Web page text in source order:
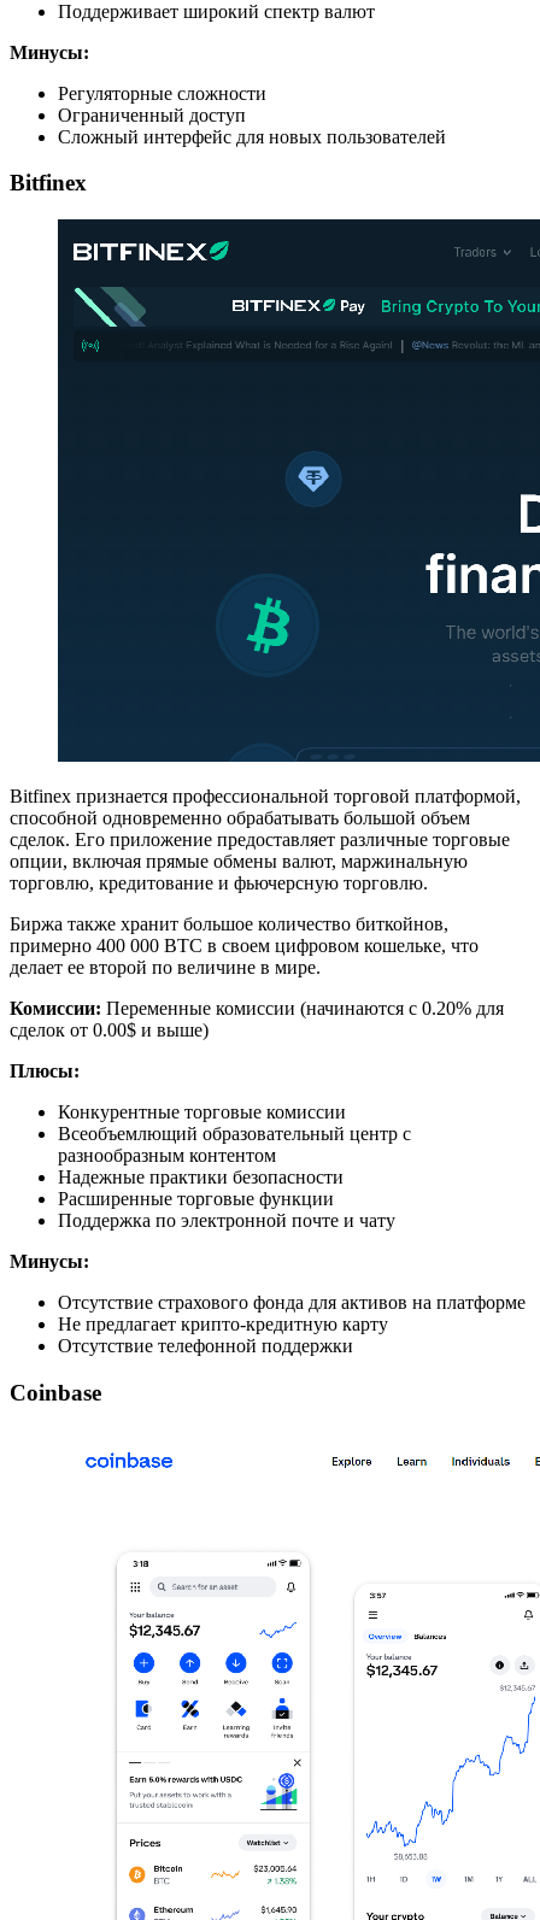
Поддерживает широкий спектр валют
Минусы:
Регуляторные сложности
Ограниченный доступ
Сложный интерфейс для новых пользователей
Bitfinex
Bitfinex признается профессиональной торговой платформой,
способной одновременно обрабатывать большой объем
сделок. Его приложение предоставляет различные торговые
опции, включая прямые обмены валют, маржинальную
торговлю, кредитование и фьючерсную торговлю.
Биржа также хранит большое количество биткойнов,
примерно 400 000 BTC в своем цифровом кошельке, что
делает ее второй по величине в мире.
Комиссии: Переменные комиссии (начинаются с 0.20% для
сделок от 0.00$ и выше)
Плюсы:
Конкурентные торговые комиссии
Всеобъемлющий образовательный центр с
разнообразным контентом
Надежные практики безопасности
Расширенные торговые функции
Поддержка по электронной почте и чату
Минусы:
Отсутствие страхового фонда для активов на платформе
Не предлагает крипто-кредитную карту
Отсутствие телефонной поддержки
Coinbase